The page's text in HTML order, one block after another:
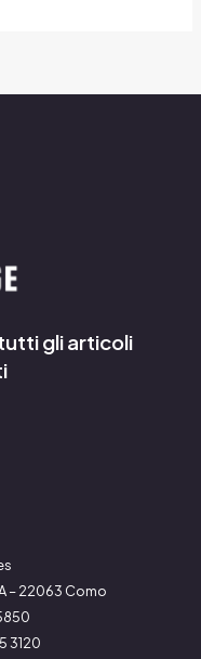
gli articoli
– 22063 Como
3120